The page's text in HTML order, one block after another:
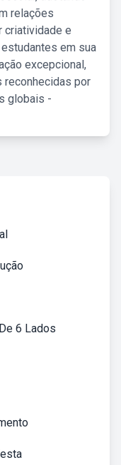
relações
criatividade e
em sua
excepcional,
reconhecidas por
globais -
6 Lados